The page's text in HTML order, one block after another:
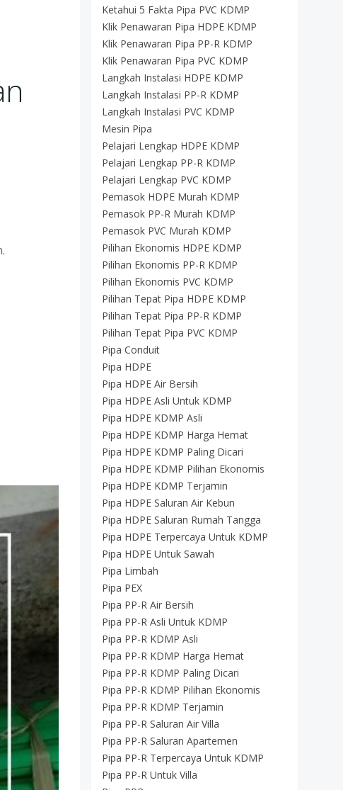
Ketahui 5 Fakta Pipa PVC KDMP
Klik Penawaran Pipa HDPE KDMP
Klik Penawaran Pipa PP-R KDMP
Klik Penawaran Pipa PVC KDMP
Langkah Instalasi HDPE KDMP
Langkah Instalasi PP-R KDMP
Langkah Instalasi PVC KDMP
Mesin Pipa
Pelajari Lengkap HDPE KDMP
Pelajari Lengkap PP-R KDMP
Pelajari Lengkap PVC KDMP
Pemasok HDPE Murah KDMP
Pemasok PP-R Murah KDMP
Pemasok PVC Murah KDMP
Pilihan Ekonomis HDPE KDMP
Pilihan Ekonomis PP-R KDMP
Pilihan Ekonomis PVC KDMP
Pilihan Tepat Pipa HDPE KDMP
Pilihan Tepat Pipa PP-R KDMP
Pilihan Tepat Pipa PVC KDMP
Pipa Conduit
Pipa HDPE
Pipa HDPE Air Bersih
Pipa HDPE Asli Untuk KDMP
Pipa HDPE KDMP Asli
Pipa HDPE KDMP Harga Hemat
Pipa HDPE KDMP Paling Dicari
Pipa HDPE KDMP Pilihan Ekonomis
Pipa HDPE KDMP Terjamin
Pipa HDPE Saluran Air Kebun
Pipa HDPE Saluran Rumah Tangga
Pipa HDPE Terpercaya Untuk KDMP
Pipa HDPE Untuk Sawah
Pipa Limbah
Pipa PEX
Pipa PP-R Air Bersih
Pipa PP-R Asli Untuk KDMP
Pipa PP-R KDMP Asli
Pipa PP-R KDMP Harga Hemat
Pipa PP-R KDMP Paling Dicari
Pipa PP-R KDMP Pilihan Ekonomis
Pipa PP-R KDMP Terjamin
Pipa PP-R Saluran Air Villa
Pipa PP-R Saluran Apartemen
Pipa PP-R Terpercaya Untuk KDMP
Pipa PP-R Untuk Villa